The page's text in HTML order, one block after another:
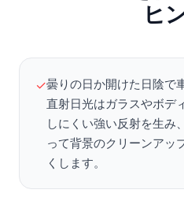
ヒ
✓曇りの日か開けた日陰で
直射日光はガラスやボデ
しにくい強い反射を生み
って背景のクリーンアッ
くします。